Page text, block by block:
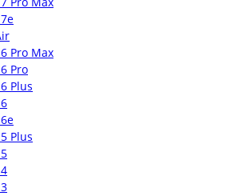
Pro Max
Pro
Plus
Plus